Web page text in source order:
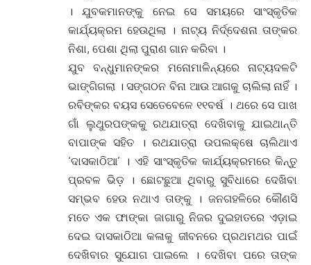
। ଯୁବକମାନଙ୍କୁ ନେଇ ସେ ସମୟରେ ସାଂସ୍କୃତିକ
କାର୍ଯ୍ୟକ୍ରମ ହେଉଥିଲା । ନାଟ୍ୟ ନିର୍ଦ୍ଦେଶନା ତାଙ୍କର
ନିଶା, ପେଶା ଥିଲା ପୁରାଣ ଗାନ କରିବା ।
ଯୁବ ବନ୍ଧୁମାନଙ୍କର ମନୋମାଳିନ୍ୟରେ ନାଟ୍ୟଦଳଟି
ଭାଙ୍ଗିଗଲା । ସଙ୍ଗଠନ ବିନା ଆଉ ଆଗକୁ ଚାଲିଲା ନାହିଁ ।
ରବିଙ୍କର ବୟସ ସେତେବେଳେ ୧୧ବର୍ଷ । ଥରେ ସେ ପାଖ
ଗାଁ ଲୁଥୁରପଙ୍କକୁ ରଥଯାତ୍ରା ଦେଖିବାକୁ ଯାଇଥାନ୍ତି
ବାପାଙ୍କ ସହିତ । ରଥଯାତ୍ରା ଉପଲକ୍ଷେ ଚାଲିଥାଏ
‘ଦାସକାଠିଆ’ । ଏହି ସାଂସ୍କୃତିକ କାର୍ଯ୍ୟକ୍ରମରେ କିନ୍ତୁ
ପ୍ରବଳ ଭିଡ଼ । ଛୋଟଛୁଆ ଥିବାରୁ ସୁବିଧାରେ ଦେଖିବା
ସମ୍ଭବ ହେଉ ନଥାଏ ତାଙ୍କୁ । ଜନଗହଳିରେ କୌଣସି
ମତେ ଏକ ଫାଙ୍କା ଜାଗାରୁ ନିଜର ଦୁଇହାତରେ ଏଡ଼ାଇ
ଦେଇ ଦାସକାଠିଆ କଳାକୁ ଜୀବନରେ ପ୍ରଥମଥର ପାଇଁ
ଦେଖିବାର ସୁଯୋଗ ପାଇଲେ । ଦେଖିବା ପରେ ତାଙ୍କ